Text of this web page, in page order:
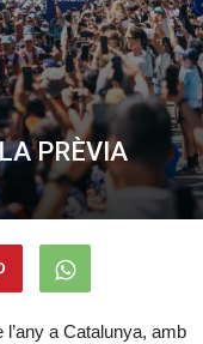
PRÈVIA
a Catalunya, amb